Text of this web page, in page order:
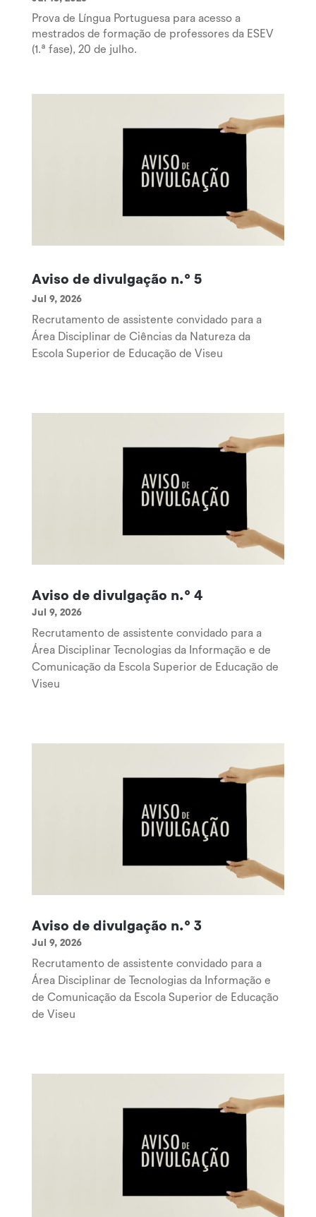
Prova de Língua Portuguesa para acesso a
mestrados de formação de professores da ESEV
(1.ª fase), 20 de julho.
Aviso de divulgação n.º 5
Jul 9, 2026
Recrutamento de assistente convidado para a
Área Disciplinar de Ciências da Natureza da
Escola Superior de Educação de Viseu
Aviso de divulgação n.º 4
Jul 9, 2026
Recrutamento de assistente convidado para a
Área Disciplinar Tecnologias da Informação e de
Comunicação da Escola Superior de Educação de
Viseu
Aviso de divulgação n.º 3
Jul 9, 2026
Recrutamento de assistente convidado para a
Área Disciplinar de Tecnologias da Informação e
de Comunicação da Escola Superior de Educação
de Viseu